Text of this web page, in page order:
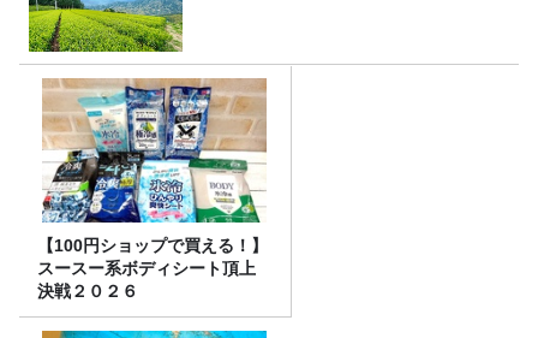
【100円ショップで買える！】
スースー系ボディシート頂上
決戦２０２６